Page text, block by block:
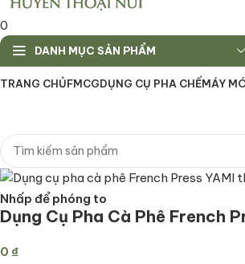
0
DANH MỤC SẢN PHẨM
TRANG CHỦFMCGDỤNG CỤ PHA CHẾMÁY
Nhấp để phóng to
Dụng Cụ Pha Cà Phê French
0 ₫